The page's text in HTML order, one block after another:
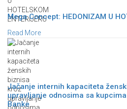
Mega Concept: HEDONIZAM U
Read More
Jačanje internih kapaciteta
upravljanje odnosima sa
Banke